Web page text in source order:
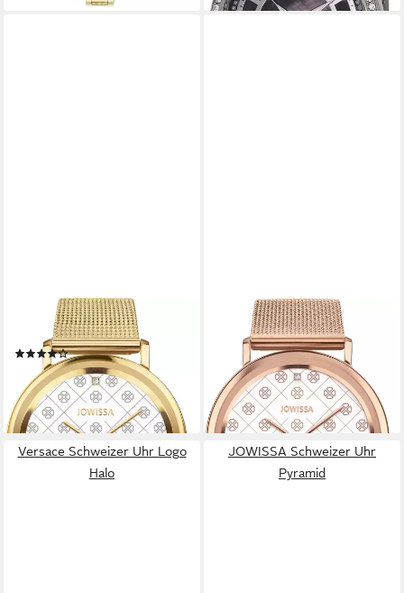
JOWISSA
Schweizer Uhr AnWy
(1)
ab 79,00 € UVP259,00 €
-69%
lieferbar - in 2-3 Werktagen bei dir
JOWISSA
Schweizer Uhr AnWy
49,00 € UVP259,00 €
-81%
lieferbar - in 2-3 Werktagen bei dir
Versace Schweizer Uhr Logo
Halo
JOWISSA Schweizer Uhr
Pyramid